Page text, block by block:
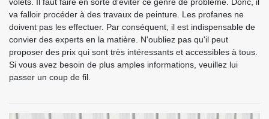
volets. Il faut faire en sorte d'éviter ce genre de problème. Donc, il
va falloir procéder à des travaux de peinture. Les profanes ne
doivent pas les effectuer. Par conséquent, il est indispensable de
convier des experts en la matière. N'oubliez pas qu'il peut
proposer des prix qui sont très intéressants et accessibles à tous.
Si vous avez besoin de plus amples informations, veuillez lui
passer un coup de fil.